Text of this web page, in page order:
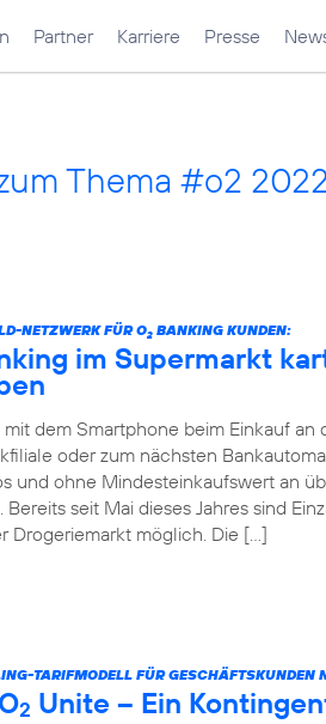
Partner Karriere Presse
Thema #o2
NETZWERK FÜR O 2 BANKING KUNDEN:
im Supermarkt
dem Smartphone beim Einkauf an
oder zum nächsten
und ohne Mindesteinkaufswert an
Bereits seit Mai dieses Jahres sind
Drogeriemarkt möglich. Die […]
TARIFMODELL FÜR GESCHÄFTSKUNDEN
2 Unite – Ein